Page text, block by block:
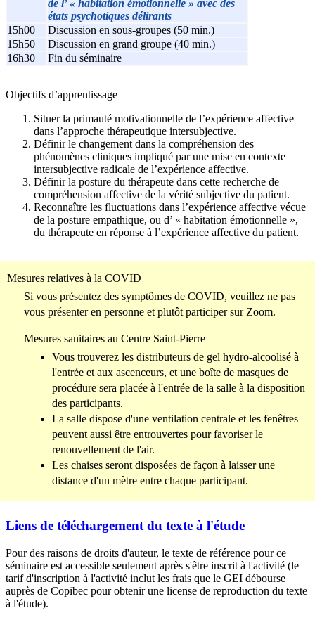
de l’ « habitation émotionnelle » avec des
états psychotiques délirants
15h00
Discussion en sous-groupes (50 min.)
15h50
Discussion en grand groupe (40 min.)
16h30
Fin du séminaire
Objectifs d’apprentissage
Situer la primauté motivationnelle de l’expérience affective
dans l’approche thérapeutique intersubjective.
Définir le changement dans la compréhension des
phénomènes cliniques impliqué par une mise en contexte
intersubjective radicale de l’expérience affective.
Définir la posture du thérapeute dans cette recherche de
compréhension affective de la vérité subjective du patient.
Reconnaître les fluctuations dans l’expérience affective vécue
de la posture empathique, ou d’ « habitation émotionnelle »,
du thérapeute en réponse à l’expérience affective du patient.
Mesures relatives à la COVID
Si vous présentez des symptômes de COVID, veuillez ne pas
vous présenter en personne et plutôt participer sur Zoom.
Mesures sanitaires au Centre Saint-Pierre
Vous trouverez les distributeurs de gel hydro-alcoolisé à
l'entrée et aux ascenceurs, et une boîte de masques de
procédure sera placée à l'entrée de la salle à la disposition
des participants.
La salle dispose d'une ventilation centrale et les fenêtres
peuvent aussi être entrouvertes pour favoriser le
renouvellement de l'air.
Les chaises seront disposées de façon à laisser une
distance d'un mètre entre chaque participant.
Liens de téléchargement du texte à l'étude
Pour des raisons de droits d'auteur, le texte de référence pour ce
séminaire est accessible seulement après s'être inscrit à l'activité (le
tarif d'inscription à l'activité inclut les frais que le GEI débourse
auprès de Copibec pour obtenir une license de reproduction du texte
à l'étude).